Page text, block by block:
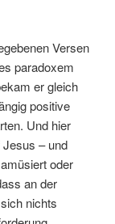
Versen
paradoxem
er gleich
positive
Und hier
– und
oder
an der
nichts